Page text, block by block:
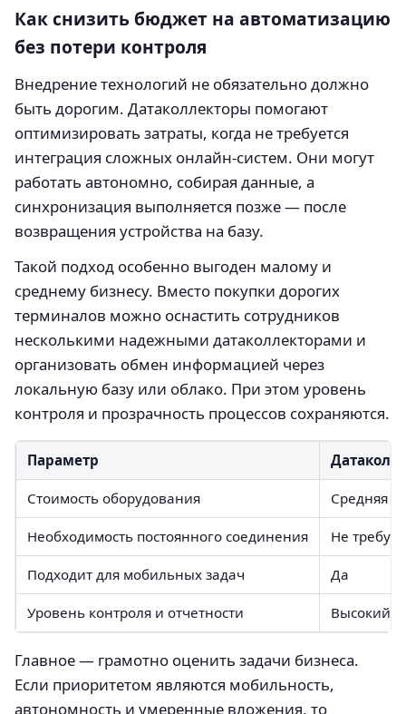
Как снизить бюджет на автоматизацию
без потери контроля
Внедрение технологий не обязательно должно
быть дорогим. Датаколлекторы помогают
оптимизировать затраты, когда не требуется
интеграция сложных онлайн-систем. Они могут
работать автономно, собирая данные, а
синхронизация выполняется позже — после
возвращения устройства на базу.
Такой подход особенно выгоден малому и
среднему бизнесу. Вместо покупки дорогих
терминалов можно оснастить сотрудников
несколькими надежными датаколлекторами и
организовать обмен информацией через
локальную базу или облако. При этом уровень
контроля и прозрачность процессов сохраняются.
Параметр
Стоимость оборудования Средняя
Необходимость постоянного соединения Не
Подходит для мобильных задач Да
Уровень контроля и отчетности Высокий
Главное — грамотно оценить задачи бизнеса.
Если приоритетом являются мобильность,
автономность и умеренные вложения, то